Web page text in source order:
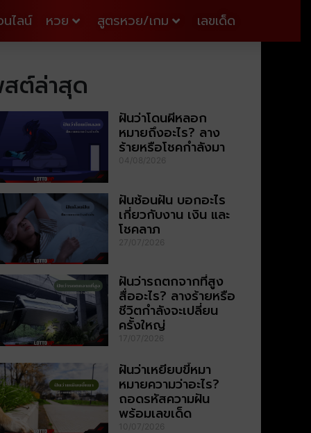
ไลน์ หวย สูตรหวย/เกม เลขเด็ด
ต์ล่าสุด
ฝันว่าโดนผีหลอก
หมายถึงอะไร? ลาง
ร้ายหรือโชคกำลังมา
04/08/2026
ฝันซ้อนฝัน บอกอะไร
เกี่ยวกับงาน เงิน และ
โชคลาภ
27/07/2026
ฝันว่ารถตกจากที่สูง
สื่ออะไร? ลางร้ายหรือ
ชีวิตกำลังจะเปลี่ยน
ครั้งใหญ่
17/07/2026
ฝันว่าเหยียบขี้หมา
หมายความว่าอะไร?
ถอดรหัสความฝัน
พร้อมเลขเด็ด
10/07/2026